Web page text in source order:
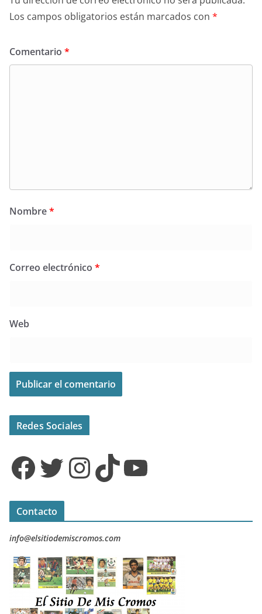
Los campos obligatorios están marcados con *
Comentario *
Nombre*
Correo electrónico *
Web
Redes Sociales
Facebook Twitter InstagramTikTok YouTube
Contacto
info@elsitiodemiscromos.com